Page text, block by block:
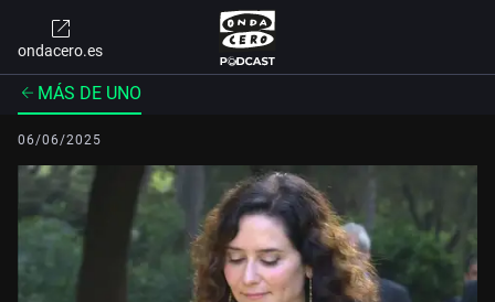
ondacero.es
MÁS DE UNO
06/06/2025